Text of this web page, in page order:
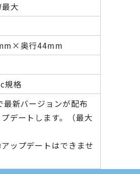
大
奥行44mm
規格
新バージョンが配布
デートします。（最大
ップデートはできませ